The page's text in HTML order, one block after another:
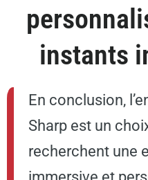
instants
En conclusion,
Sharp est un
recherchent une